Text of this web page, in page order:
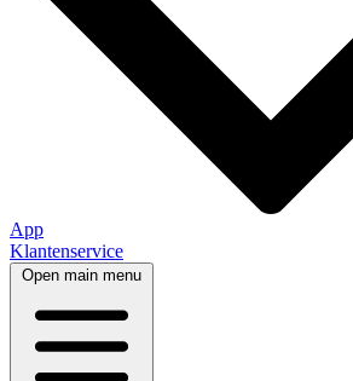
App
Klantenservice
Open main menu